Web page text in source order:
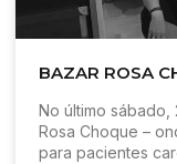
BAZAR ROSA
No último
Rosa Choque –
para pacientes